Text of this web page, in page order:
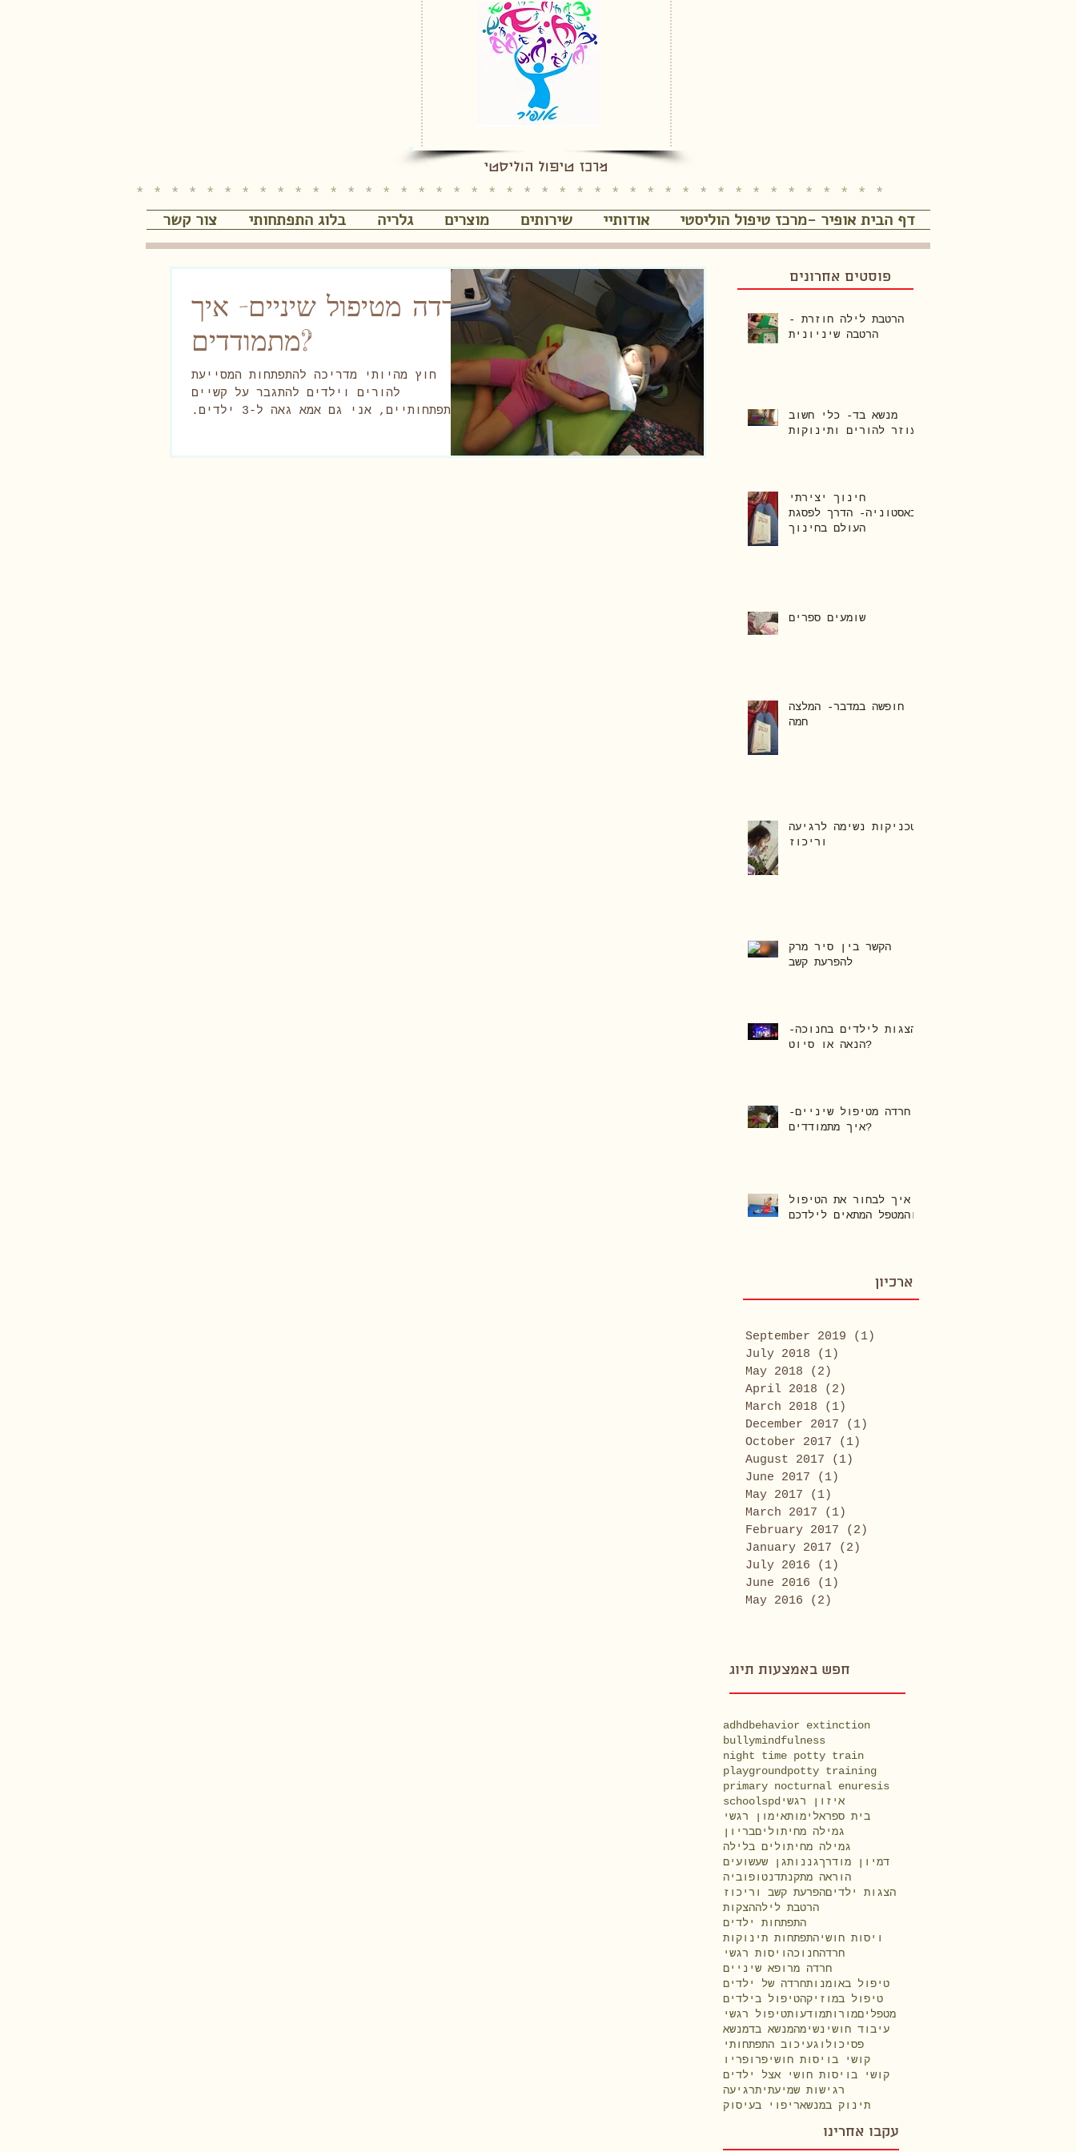
מרכז טיפול הוליסטי
* * * * * * * * * * * * * * * * * * * * * * * * * * * * * * * * * * * * * * * * * * *
צור קשר בלוג התפתחותי גלריה מוצרים שירותים אודותיי דף הבית אופיר -מרכז טיפול הוליסטי
חרדה מטיפול שיניים- איך
מתמודדים?
חוץ מהיותי מדריכה להתפתחות המסייעת
להורים וילדים להתגבר על קשיים
התפתחותיים, אני גם אמא גאה ל-3 ילדים.
פוסטים אחרונים
הרטבת לילה חוזרת -
הרטבה שיניונית
מנשא בד- כלי חשוב
שעוזר להורים ותינוקות
חינוך יצירתי
באסטוניה- הדרך לפסגת
העולם בחינוך
שומעים ספרים
חופשה במדבר- המלצה
חמה
טכניקות נשימה לרגיעה
וריכוז
הקשר בין סיר מרק
להפרעת קשב
הצגות לילדים בחנוכה-
הנאה או סיוט?
חרדה מטיפול שיניים-
איך מתמודדים?
איך לבחור את הטיפול
ארכיון
September 2019 (1)
July 2018
(1)
May 2018
(2)
April 2018
(2)
March 2018
(1)
December 2017
(1)
October 2017
(1)
August 2017
(1)
June 2017
(1)
May 2017
(1)
March 2017
(1)
February 2017
(2)
January 2017
(2)
July 2016
(1)
June 2016
(1)
May 2016
(2)
חפש באמצעות תיוג
adhd behavior extinction
bullymindfulness
night time potty train
playgroundpotty training
primary nocturnal enuresis
schoolspd איזון רגשי
אימון רגשיאלימותבית ספר
בריוןגמילה מחיתולים
גמילה מחיתולים בלילה
גן שעשועיםגננותדמיון מודרך
דנטופוביההוראה מתקנת
הפרעת קשב וריכוזהצגות ילדים
הצקותהרטבת לילה
התפתחות ילדים
התפתחות תינוקותויסות חושי
ויסות רגשיחנוכהחרדה
חרדה מרופא שיניים
חרדה של ילדיםטיפול באומנות
טיפול בילדיםטיפול במוזיקה
טיפול רגשימודעותמורותמטפלים
מנשאמנשא בדנשימה עיבוד חושי
עיכוב התפתחותיפסיכולוג
פרופריוקושי בויסות חושי
קושי בויסות חושי אצל ילדים
רגיעהרגישות שמיעתית
ריפוי בעיסוקתינוק במנשא
עקבו אחרינו